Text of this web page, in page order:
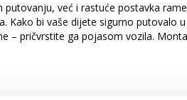
već i rastuće postavka
Kako bi vaše dijete sigurno
– pričvrstite ga pojasom vozila.